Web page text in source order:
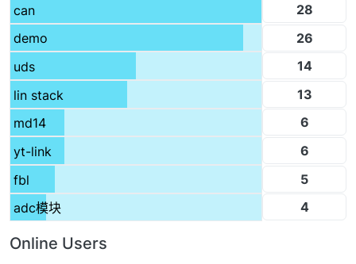
can
28
demo
26
uds
14
lin stack
13
md14
6
yt-link
6
fbl
5
adc模块
4
Online Users